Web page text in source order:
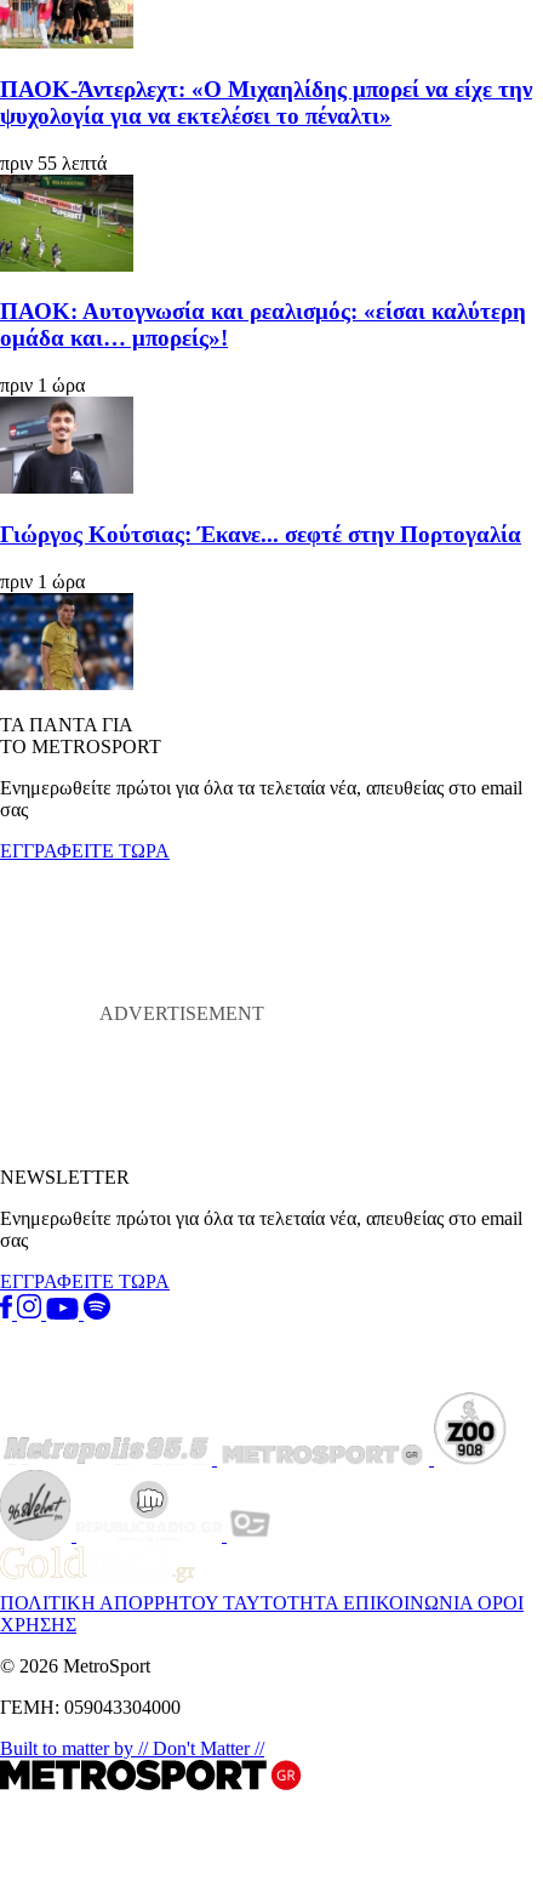
ΠΑΟΚ-Άντερλεχτ: «Ο Μιχαηλίδης μπορεί να είχε την
ψυχολογία για να εκτελέσει το πέναλτι»
πριν 55 λεπτά
ΠΑΟΚ: Αυτογνωσία και ρεαλισμός: «είσαι καλύτερη
ομάδα και… μπορείς»!
πριν 1 ώρα
Γιώργος Κούτσιας: Έκανε... σεφτέ στην Πορτογαλία
πριν 1 ώρα
ΤΑ ΠΑΝΤΑ ΓΙΑ
ΤΟ METROSPORT
Ενημερωθείτε πρώτοι για όλα τα τελεταία νέα, απευθείας στο email
σας
ΕΓΓΡΑΦΕΙΤΕ ΤΩΡΑ
NEWSLETTER
Ενημερωθείτε πρώτοι για όλα τα τελεταία νέα, απευθείας στο email
σας
ΕΓΓΡΑΦΕΙΤΕ ΤΩΡΑ
ΠΟΛΙΤΙΚΗ ΑΠΟΡΡΗΤΟΥ ΤΑΥΤΟΤΗΤΑ ΕΠΙΚΟΙΝΩΝΙΑ ΟΡΟΙ
ΧΡΗΣΗΣ
© 2026 MetroSport
ΓΕΜΗ: 059043304000
Built to matter by // Don't Matter //